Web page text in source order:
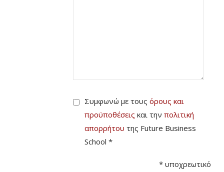
Συμφωνώ με τους όρους και
προϋποθέσεις και την πολιτική
απορρήτου της Future Business
School *
* υποχρεωτικό